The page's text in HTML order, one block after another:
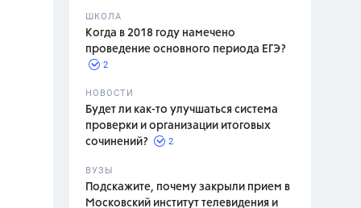
ШКОЛА
Когда в 2018 году намечено
проведение основного периода ЕГЭ?
2
НОВОСТИ
Будет ли как-то улучшаться система
проверки и организации итоговых
сочинений?
2
ВУЗЫ
Подскажите, почему закрыли прием в
Московский институт телевидения и